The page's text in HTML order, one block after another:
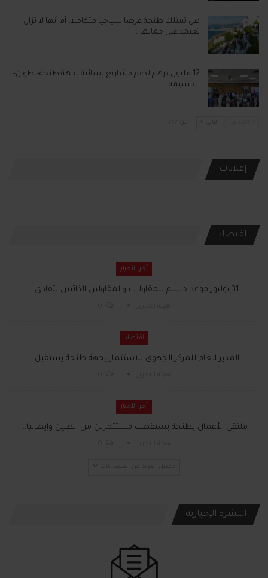
هل تمتلك طنجة عرضا سياحيا متكاملا، أم أنها لا تزال
تعتمد على جمالها…
12 مليون درهم لدعم مشاريع نسائية بجهة طنجة-تطوان-
الحسيمة
التالي
إعلانات
اقتصاد
آخر الأخبار
31 يوليوز موعد حاسم للمقاولات والمقاولين الذاتيين لتفادي…
اقتصاد
المدير العام للمركز الجهوي للاستثمار بجهة طنجة يستقبل…
آخر الأخبار
ملتقى الأعمال بطنجة يستقطب مستثمرين من الصين وإيطاليا…
النشرة الإخبارية